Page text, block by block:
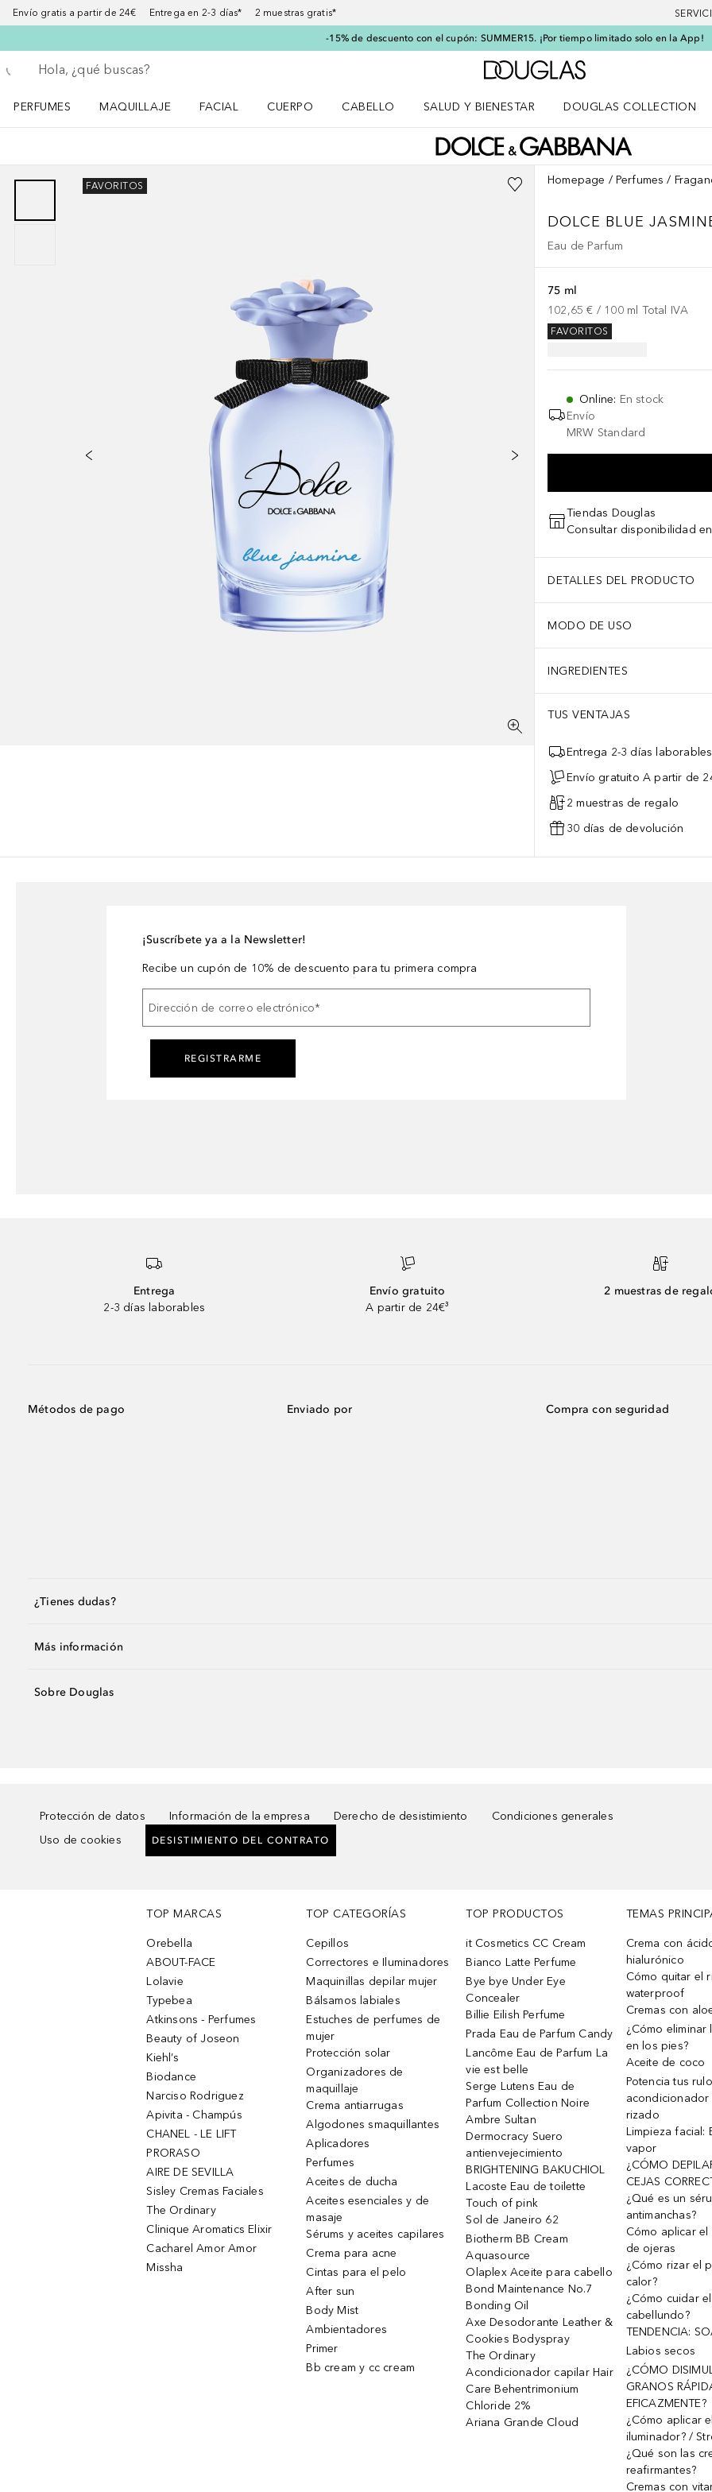
Envío gratis a partir de 24€ Entrega en 2-3 días* 2 muestras gratis*
-15% de descuento con el cupón: SUMMER15. ¡Por tiempo limitado solo en la App!
Regresar
Ejecutar búsqueda
A Douglas Home
PERFUMES
MAQUILLAJE
FACIAL
CUERPO
CABELLO
SALUD Y BIENESTAR
DOUGLAS COLLECTION
FAVORITOS Homepage Perfumes
DOLCE BLUE
Eau de Parfum
75 ml
102,65 € / 100 ml Total IVA
FAVORITOS
Online: En stock
Envío
MRW Standard
Tiendas Douglas
Consultar disponibilidad
DETALLES DEL PRODUCTO
MODO DE USO
INGREDIENTES
TUS VENTAJAS
Entrega 2-3 días laborables
Envío gratuito A partir de
2 muestras de regalo
30 días de devolución
¡Suscríbete ya a la Newsletter!
Recibe un cupón de 10% de descuento para tu primera compra
Dirección de correo electrónico*
REGISTRARME
Entrega
2-3 días laborables
Envío gratuito
A partir de 24€³
2 muestras de
Métodos de pago Enviado por Compra con seguridad
¿Tienes dudas?
Más información
Sobre Douglas
Protección de datos Información de la empresa Derecho de desistimiento
Condiciones generales
Uso de cookies
DESISTIMIENTO DEL CONTRATO
TOP MARCAS
Orebella
ABOUT-FACE
Lolavie
Typebea
Atkinsons - Perfumes
Beauty of Joseon
Kiehl’s
Biodance
Narciso Rodriguez
Apivita - Champús
CHANEL - LE LIFT
PRORASO
AIRE DE SEVILLA
Sisley Cremas Faciales
The Ordinary
Clinique Aromatics Elixir
Cacharel Amor Amor
Missha
TOP CATEGORÍAS
Cepillos
Correctores e Iluminadores
Maquinillas depilar mujer
Bálsamos labiales
Estuches de perfumes de
mujer
Protección solar
Organizadores de
maquillaje
Crema antiarrugas
Algodones smaquillantes
Aplicadores
Perfumes
Aceites de ducha
Aceites esenciales y de
masaje
Sérums y aceites capilares
Crema para acne
Cintas para el pelo
After sun
Body Mist
Ambientadores
Primer
Bb cream y cc cream
TOP PRODUCTOS
it Cosmetics CC Cream
Bianco Latte Perfume
Bye bye Under Eye
Concealer
Billie Eilish Perfume
Prada Eau de Parfum Candy
Lancôme Eau de Parfum La
vie est belle
Serge Lutens Eau de
Parfum Collection Noire
Ambre Sultan
Dermocracy Suero
antienvejecimiento
BRIGHTENING BAKUCHIOL
Lacoste Eau de toilette
Touch of pink
Sol de Janeiro 62
Biotherm BB Cream
Aquasource
Olaplex Aceite para cabello
Bond Maintenance No.7
Bonding Oil
Axe Desodorante Leather &
Cookies Bodyspray
The Ordinary
Acondicionador capilar Hair
Care Behentrimonium
Chloride 2%
Ariana Grande Cloud
TEMAS
Crema con
hialurónico
Cómo quitar el
waterproof
Cremas con
¿Cómo eliminar
en los pies?
Aceite de coco
Potencia tus
rizado
Limpieza facial:
vapor
¿CÓMO
CEJAS
¿Qué es un
antimanchas?
Cómo aplicar
de ojeras
¿Cómo rizar el
calor?
¿Cómo cuidar
cabellundo?
TENDENCIA:
Labios secos
¿CÓMO
GRANOS
EFICAZMENTE?
¿Cómo aplicar el
iluminador? /
¿Qué son las
reafirmantes?
Cremas con